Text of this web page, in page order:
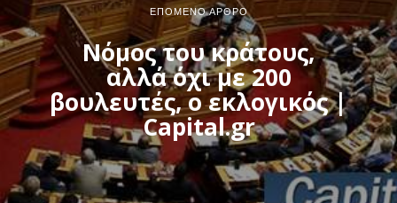
ΕΠΌΜΕΝΟ ΆΡΘΡΟ
Νόμος του κράτους,
αλλά όχι με 200
βουλευτές, ο εκλογικός |
Capital.gr